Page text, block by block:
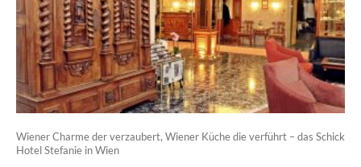
Wiener Charme der verzaubert, Wiener Küche die verführt – das Schick
Hotel Stefanie in Wien